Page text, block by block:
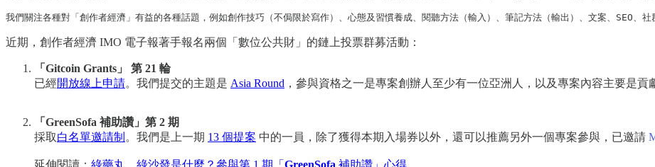
我們關注各種對「創作者經濟」有益的各種話題，例如創作技巧（不侷限於寫作）、心態及習慣養成、閱聽方法（輸入）、筆記方法（輸出）、文案、SEO
近期，創作者經濟 IMO 電子報著手報名兩個「數位公共財」的鏈上投票群募活動：
「Gitcoin Grants」 第 21 輪
已經開放線上申請。我們提交的主題是 Asia Round ，參與資格之一是專案創辦人至少有一位亞洲人，以及專案內容主要是貢
「GreenSofa 補助讚」第 2 期
採取白名單邀請制 。我們是上一期 13 個提案 中的一員，除了獲得本期入場券以外，還可以推薦另外一個專案參與，已邀請
延伸閱讀： 綠藥丸、綠沙發是什麼？參與第 1 期「 GreenSofa 補助讚」心得